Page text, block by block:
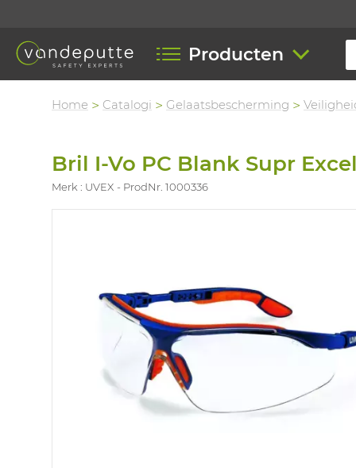
Producten
Home Catalogi Gelaatsbescherming
Bril I-Vo PC Blank Supr
Merk : UVEX ProdNr. 1000336